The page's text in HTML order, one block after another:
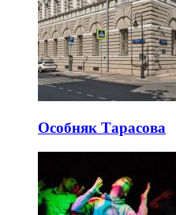
Особняк Тарасова